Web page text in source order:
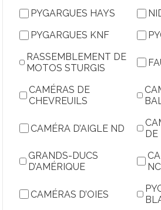
PYGARGUES HAYS
PYGARGUES KNF
RASSEMBLEMENT DE
MOTOS STURGIS
CAMÉRAS DE
CHEVREUILS
CAMÉRA D’AIGLE ND
DE
GRANDS-DUCS
D’AMÉRIQUE
CAMÉRAS D’OIES